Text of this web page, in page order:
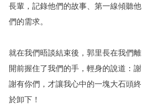
長輩，記錄他們的故事、第一線傾聽他
們的需求。
就在我們晤談結束後，郭里長在我們離
開前握住了我們的手，輕身的說道：謝
謝有你們，才讓我心中的一塊大石頭終
於卸下！